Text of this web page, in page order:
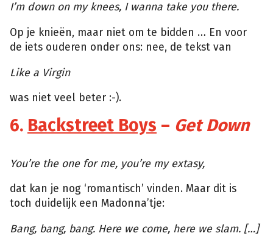
I’m down on my knees, I wanna take you there.
Op je knieën, maar niet om te bidden … En voor
de iets ouderen onder ons: nee, de tekst van
Like a Virgin
was niet veel beter :-).
6. Backstreet Boys – Get Down
You’re the one for me, you’re my extasy,
dat kan je nog ‘romantisch’ vinden. Maar dit is
toch duidelijk een Madonna’tje:
Bang, bang, bang. Here we come, here we slam. […]